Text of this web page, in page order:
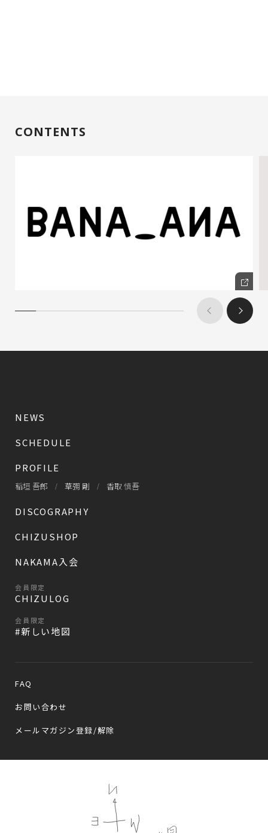
CONTENTS
NEWS
SCHEDULE
PROFILE
稲垣 吾郎 草彅 剛 香取 慎吾
DISCOGRAPHY
CHIZUSHOP
NAKAMA入会
会員限定
CHIZULOG
会員限定
#新しい地図
FAQ
お問い合わせ
メールマガジン登録/解除